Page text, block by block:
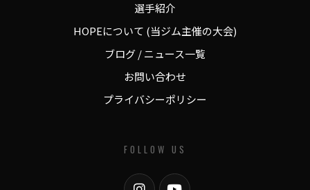
選手紹介
HOPEについて (当ジム主催の大会)
ブログ / ニュース一覧
お問い合わせ
プライバシーポリシー
FOLLOW US